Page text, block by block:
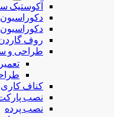
آکوستیک
دکوراسیون
روف
طراحی و
کناف کاری
نصب
نصب پرده